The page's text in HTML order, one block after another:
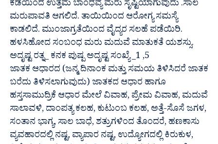
ಕಡೆಯಿಂದ ಉತ್ತಮ ಬಾಂಧವ್ಯ ಮರು ಸೃಷ್ಟಿಯಾಗುವುದು .ಸಾಲ
ಮರುಪಾವತಿ ಆಗಲಿದೆ. ತಾಯಿಯಿಂದ ಆರೋಗ್ಯ ಸಮಸ್ಯೆ
ಕಾಡಲಿದೆ. ಮುಂಜಾಗ್ರತೆಯಿಂದ ವೈದ್ಯರ ಸಲಹೆ ಪಡೆಯಿರಿ.
ಹಳಸಿಹೋದ ಸಂಬಂಧ ಮರು ಮದುವೆ ಮಾತುಕತೆ ಯಶಸ್ಸು.
ಅದೃಷ್ಟ ರತ್ನ_ ಕನಕ ಪುಷ್ಪ ಅದೃಷ್ಟ ಸಂಖ್ಯೆ _1 ,5
ಜಾತಕ ಆಧಾರದ (ಜನ್ಮ ದಿನಾಂಕ ಮತ್ತು ಸಮಯ ತಿಳಿಸಿದರೆ ಜಾತಕ
ಬರೆದು ತಿಳಿಸಲಾಗುವುದು) ಜಾತಕದ ಆಧಾರ ಹಾಗೂ
ಹಸ್ತಸಾಮುದ್ರಿಕೆ ಆಧಾರ ಮೇಲೆ ವಿವಾಹ, ಪ್ರೇಮ ವಿವಾಹ, ಮದುವೆ
ಸಾಲಾವಳಿ, ದಾಂಪತ್ಯ ಕಲಹ, ಕುಟುಂಬ ಕಲಹ, ಅತ್ತೆ-ಸೊಸೆ ಜಗಳ,
ಸಂತಾನ ಭಾಗ್ಯ, ಸಾಲ ಬಾಧೆ, ಶತ್ರುಗಳಿಂದ ತೊಂದರೆ, ಹಣಕಾಸು
ವ್ಯವಹಾರದಲ್ಲಿ ನಷ್ಟ, ವ್ಯಾಪಾರ ನಷ್ಟ, ಉದ್ಯೋಗದಲ್ಲಿ ಕಿರುಕುಳ,